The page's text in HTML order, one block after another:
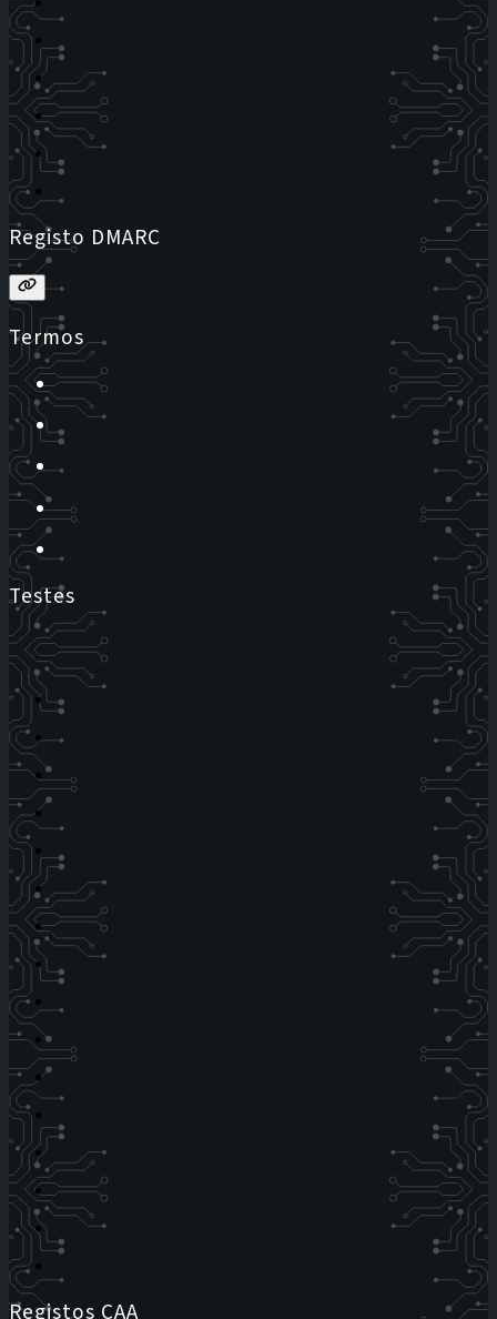
Registo DMARC
Termos
Testes
Registos CAA